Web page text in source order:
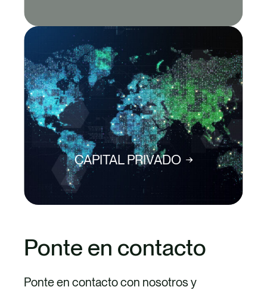
CAPITAL PRIVADO
Ponte en contacto
Ponte en contacto con nosotros y